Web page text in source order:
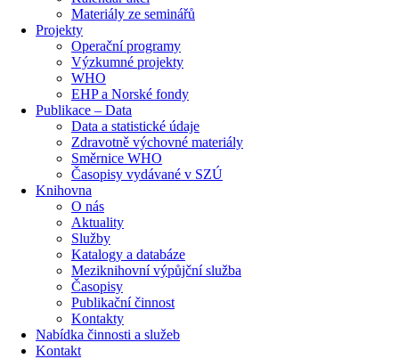
Materiály ze seminářů
Projekty
Operační programy
Výzkumné projekty
WHO
EHP a Norské fondy
Publikace – Data
Data a statistické údaje
Zdravotně výchovné materiály
Směrnice WHO
Časopisy vydávané v SZÚ
Knihovna
O nás
Aktuality
Služby
Katalogy a databáze
Meziknihovní výpůjční služba
Časopisy
Publikační činnost
Kontakty
Nabídka činnosti a služeb
Kontakt